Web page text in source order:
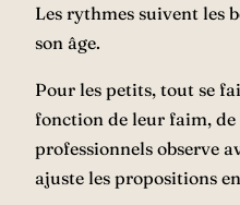
Les rythmes suivent les
son âge.
Pour les petits, tout se
fonction de leur faim, de
professionnels observe
ajuste les propositions